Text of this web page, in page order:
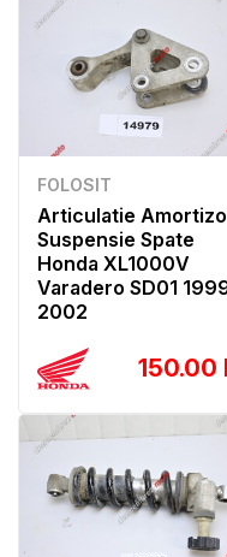
FOLOSIT
Articulatie
Suspensie Spate
Honda XL1000V
Varadero SD01
2002
150.00